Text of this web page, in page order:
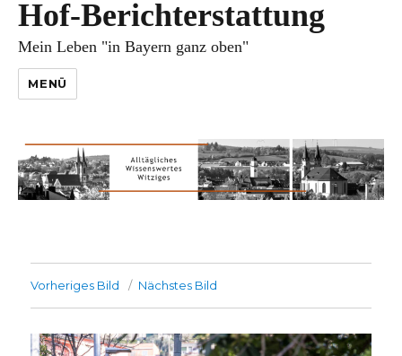
Hof-Berichterstattung
Mein Leben "in Bayern ganz oben"
MENÜ
Vorheriges Bild Nächstes Bild